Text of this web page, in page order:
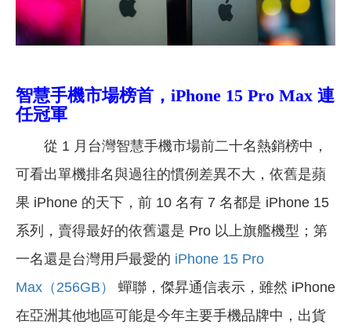
智慧手機市場榜首，iPhone 15 Pro Max 連
任冠軍
從 1 月台灣智慧手機市場前二十名熱銷榜中，
可看出單機排名與過往的慣例差異不大，依舊是蘋
果 iPhone 的天下，前 10 名有 7 名都是 iPhone 15
系列，賣得最好的依舊還是 Pro 以上旗艦機型；第
一名還是台灣用戶最愛的 iPhone 15 Pro
Max（256GB）
蟬聯，傑昇通信表示，雖然 iPhone
在亞洲其他地區可能是今年主要手機品牌中，出貨